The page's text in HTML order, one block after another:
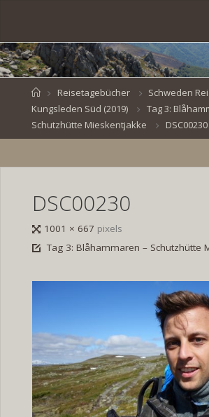
content
VEN
BR
DE
HomeReisetagebücher
Schweden
Kungsleden Süd (2019)
Tag 3:
Schutzhütte Mieskentjakke
DSC00230
DSC00230
Full
size
1001 × 667 pixels
Tag 3: Blåhammaren – Schutzhütte